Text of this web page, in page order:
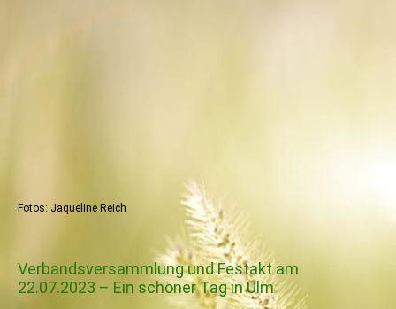
Fotos: Jaqueline Reich
Verbandsversammlung und Festakt am
22.07.2023 – Ein schöner Tag in Ulm